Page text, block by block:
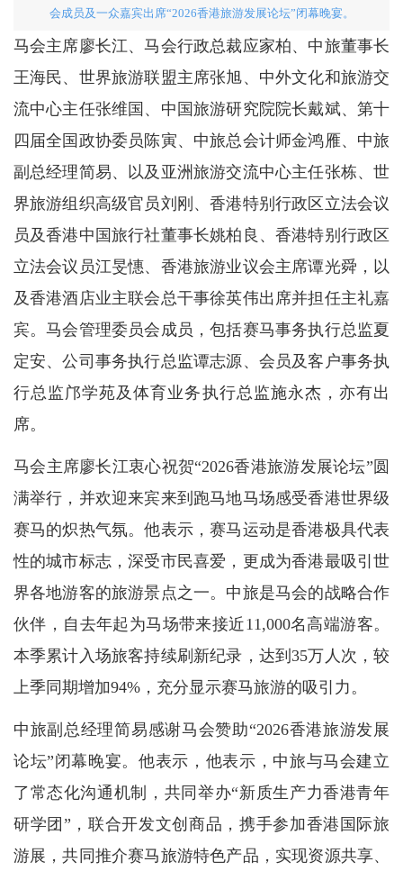
会成员及一众嘉宾出席“2026香港旅游发展论坛”闭幕晚宴。
马会主席廖长江、马会行政总裁应家柏、中旅董事长
王海民、世界旅游联盟主席张旭、中外文化和旅游交
流中心主任张维国、中国旅游研究院院长戴斌、第十
四届全国政协委员陈寅、中旅总会计师金鸿雁、中旅
副总经理简易、以及亚洲旅游交流中心主任张栋、世
界旅游组织高级官员刘刚、香港特别行政区立法会议
员及香港中国旅行社董事长姚柏良、香港特别行政区
立法会议员江旻憓、香港旅游业议会主席谭光舜，以
及香港酒店业主联会总干事徐英伟出席并担任主礼嘉
宾。马会管理委员会成员，包括赛马事务执行总监夏
定安、公司事务执行总监谭志源、会员及客户事务执
行总监邝学苑及体育业务执行总监施永杰，亦有出
席。
马会主席廖长江衷心祝贺“2026香港旅游发展论坛”圆
满举行，并欢迎来宾来到跑马地马场感受香港世界级
赛马的炽热气氛。他表示，赛马运动是香港极具代表
性的城市标志，深受市民喜爱，更成为香港最吸引世
界各地游客的旅游景点之一。中旅是马会的战略合作
伙伴，自去年起为马场带来接近11,000名高端游客。
本季累计入场旅客持续刷新纪录，达到35万人次，较
上季同期增加94%，充分显示赛马旅游的吸引力。
中旅副总经理简易感谢马会赞助“2026香港旅游发展
论坛”闭幕晚宴。他表示，他表示，中旅与马会建立
了常态化沟通机制，共同举办“新质生产力香港青年
研学团”，联合开发文创商品，携手参加香港国际旅
游展，共同推介赛马旅游特色产品，实现资源共享、